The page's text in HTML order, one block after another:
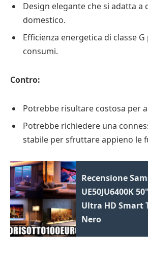
Design elegante che si adatta a
domestico.
Efficienza energetica di classe
consumi.
Contro:
Potrebbe risultare costosa per
Potrebbe richiedere una
stabile per sfruttare appieno le
Recensione
UE50JU6400K
Ultra HD Smart
Nero